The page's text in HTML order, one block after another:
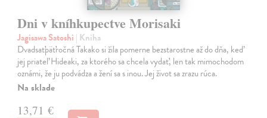
Dni v kníhkupectve Morisaki
Jagisawa Satoshi | Kniha
Dvadsaťpäťročná Takako si žila pomerne bezstarostne až do dňa, keď
jej priateľ Hideaki, za ktorého sa chcela vydať, len tak mimochodom
oznámi, že ju podvádza a žení sa s inou. Jej život sa zrazu rúca.
Na sklade
13,71 €